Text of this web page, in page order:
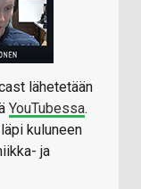
lähetetään
YouTubessa.
kuluneen
ja